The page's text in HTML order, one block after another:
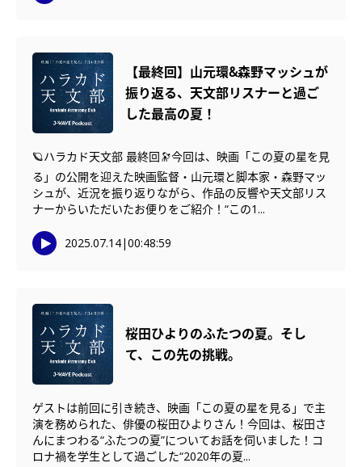
【最終回】山元環&森野マッシュが
振り返る、天文部リスナーと過ご
した最高の夏！
🪐ハラカド天文部 最終回🔭今回は、映画「この夏の星を見
る」の公開を迎えた映画監督・山元環と脚本家・森野マッ
シュが、近況を振り返りながら、作品の反響や天文部リス
ナーからいただいたお便りをご紹介！“この1...
2025.07.14|00:48:59
桜田ひよりのふたつの夏。そし
て、この先の挑戦。
ゲストは前回に引き続き、映画「この夏の星を見る」で主
演を務められた、俳優の桜田ひよりさん！今回は、桜田さ
んにまつわる“ふたつの夏”についてお話を伺いました！コ
ロナ禍を学生として過ごした“2020年の夏...